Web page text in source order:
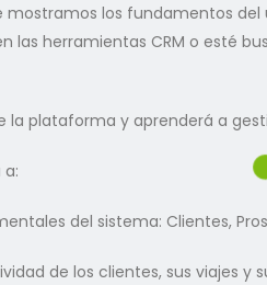
mostramos los fundamentos
las herramientas CRM o esté
la plataforma y aprenderá a
del sistema: Clientes,
de los clientes, sus viajes y